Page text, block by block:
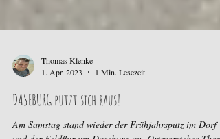
1. Apr. 2023
1 Min. Lesezeit
DASEBURG putzt sich raus!